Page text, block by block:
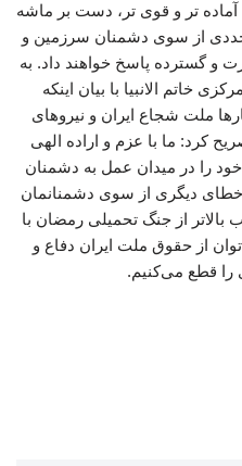
تر و قوی تر، دست بر ماشه
از سوی دشمنان سرزمین و
و گسترده پاسخ خواهند داد. به
خاتم الانبیا با بیان اینکه
ملت شجاع ایران و نیروهای
کرد: ما با عزم و اراده الهی
خود را در میدان عمل به دشمنان
دیگری از سوی دشمنانمان
بالاتر از جنگ تحمیلی رمضان با
از حقوق ملت ایران دفاع و
قطع می‌کنیم.